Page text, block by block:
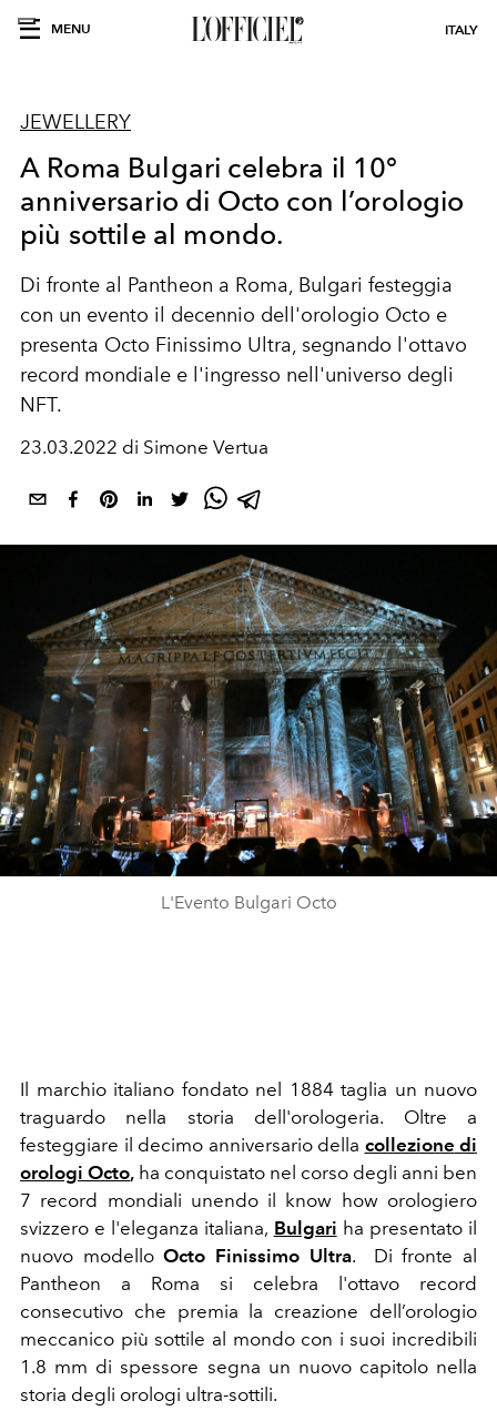
MENU ITALY
JEWELLERY
A Roma Bulgari celebra il 10°
anniversario di Octo con l’orologio
più sottile al mondo.
Di fronte al Pantheon a Roma, Bulgari festeggia
con un evento il decennio dell'orologio Octo e
presenta Octo Finissimo Ultra, segnando l'ottavo
record mondiale e l'ingresso nell'universo degli
NFT.
23.03.2022 di Simone Vertua
L'Evento Bulgari Octo
Il marchio italiano fondato nel 1884 taglia un nuovo
traguardo nella storia dell'orologeria. Oltre a
festeggiare il decimo anniversario della collezione di
orologi Octo, ha conquistato nel corso degli anni ben
7 record mondiali unendo il know how orologiero
svizzero e l'eleganza italiana, Bulgari ha presentato il
nuovo modelloOcto Finissimo Ultra. Di fronte al
Pantheon a Roma si celebra l'ottavo record
consecutivo che premia la creazione dell’orologio
meccanico più sottile al mondo con i suoi incredibili
1.8 mm di spessore segna un nuovo capitolo nella
storia degli orologi ultra-sottili.